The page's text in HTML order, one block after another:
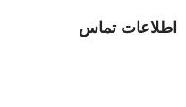
اطلاعات تماس